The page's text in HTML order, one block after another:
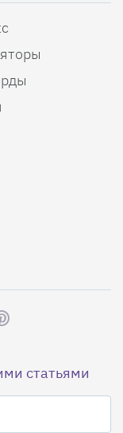
статьями